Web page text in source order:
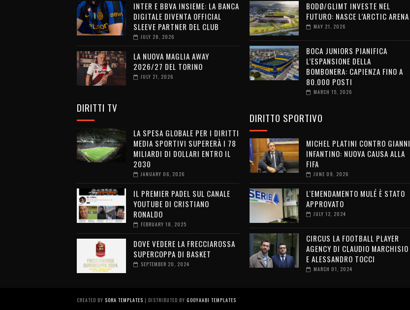
INTER E BBVA INSIEME: LA BANCA
DIGITALE DIVENTA OFFICIAL
SLEEVE PARTNER DEL CLUB
JULY 28, 2026
LA NUOVA MAGLIA AWAY
2026/27 DEL TORINO
JULY 21, 2026
DIRITTI TV
LA SPESA GLOBALE PER I DIRITTI
MEDIA SPORTIVI SUPERERÀ I 78
MILIARDI DI DOLLARI ENTRO IL
2030
JANUARY 06, 2026
IL PREMIER PADEL SUL CANALE
YOUTUBE DI CRISTIANO
RONALDO
FEBRUARY 18, 2025
DOVE VEDERE LA FRECCIAROSSA
SUPERCOPPA DI BASKET
SEPTEMBER 20, 2024
BODØ/GLIMT INVESTE NEL
FUTURO: NASCE L’ARCTIC ARENA
MAY 21, 2026
BOCA JUNIORS PIANIFICA
L’ESPANSIONE DELLA
BOMBONERA: CAPIENZA FINO A
80.000 POSTI
MARCH 15, 2026
DIRITTO SPORTIVO
MICHEL PLATINI CONTRO GIANNI
INFANTINO: NUOVA CAUSA ALLA
FIFA
JUNE 09, 2026
L'EMENDAMENTO MULÉ È STATO
APPROVATO
JULY 12, 2024
CIRCUS LA FOOTBALL PLAYER
AGENCY DI CLAUDIO MARCHISIO
E ALESSANDRO TOCCI
MARCH 01, 2024
CREATED BY SORA TEMPLATES | DISTRIBUTED BY GOOYAABI TEMPLATES